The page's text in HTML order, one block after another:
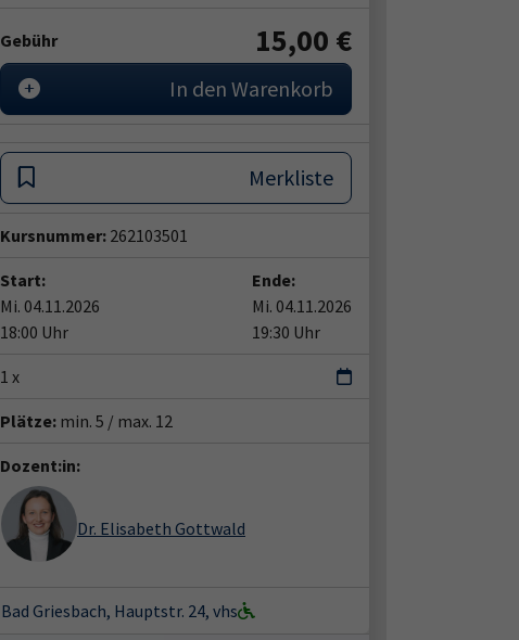
Gebühr 15,00 €
In den Warenkorb
Merkliste
Kursnummer: 262103501
Start:
Mi. 04.11.2026
18:00 Uhr
Ende:
Mi. 04.11.2026
19:30 Uhr
1 x
Plätze: min. 5 / max. 12
Dozent:in:
Dr. Elisabeth Gottwald
Bad Griesbach, Hauptstr. 24, vhs
×